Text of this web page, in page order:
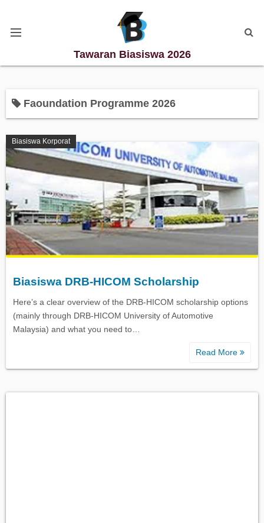
Tawaran Biasiswa 2026
Biasiswa Diploma
Biasiswa Master
Biasiswa PhD
Biasiswa Sekolah
Biasiswa Korporat
Faoundation Programme 2026
Biasiswa Korporat
Biasiswa DRB-HICOM Scholarship
Here’s a clear overview of the DRB-HICOM scholarship options
(mainly through DRB-HICOM University of Automotive
Malaysia) and what you need to…
Read More